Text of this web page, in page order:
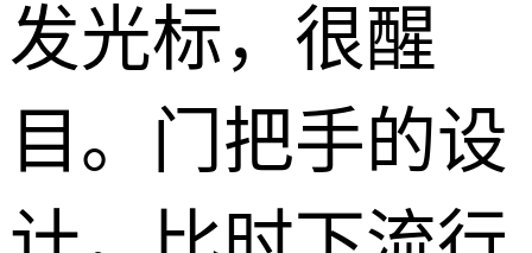
发光标，很醒
目。门把手的设